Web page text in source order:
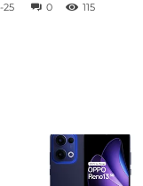
25 0 115